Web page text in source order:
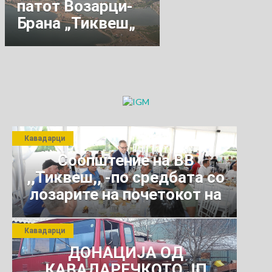
патот Возарци-
Брана „Тиквеш„
Соопштение на ВВ
,,Тиквеш,, -по средбата со
лозарите на почетокот на
јули 2026 г.
Кавадарци
ДОНАЦИЈА ОД
Кавадарци